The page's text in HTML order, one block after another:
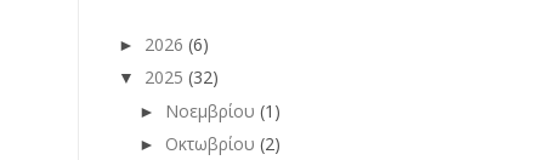
► 2026 (6)
▼ 2025 (32)
► Νοεμβρίου (1)
► Οκτωβρίου (2)